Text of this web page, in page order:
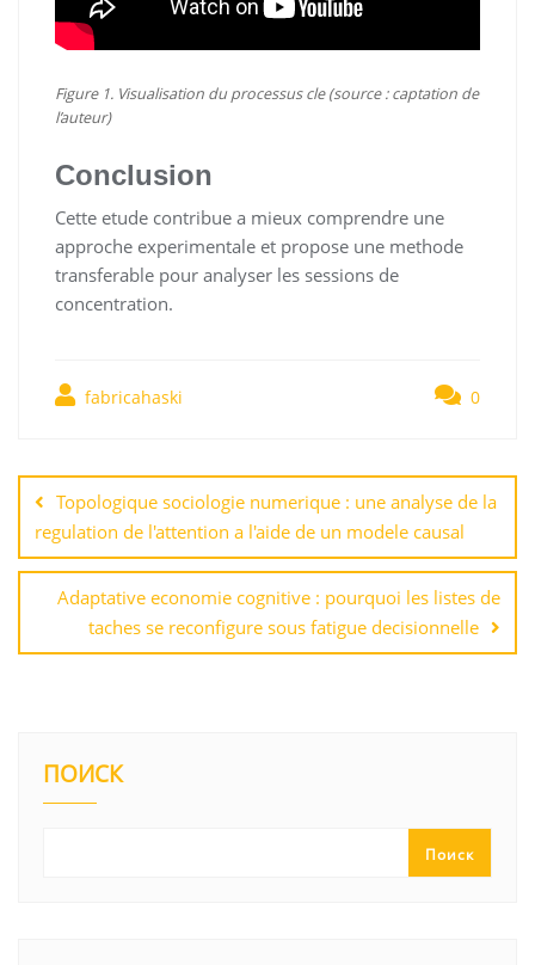
Figure 1. Visualisation du processus cle (source : captation de
l’auteur)
Conclusion
Cette etude contribue a mieux comprendre une
approche experimentale et propose une methode
transferable pour analyser les sessions de
concentration.
fabricahaski 0
по
записям
Topologique sociologie numerique : une analyse de la
regulation de l'attention a l'aide de un modele causal
Adaptative economie cognitive : pourquoi les listes de
taches se reconfigure sous fatigue decisionnelle
ПОИСК
Поиск